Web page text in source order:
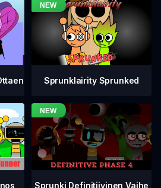
Sprunklairity Sprunked
Sprunki Definitiivinen Vaihe